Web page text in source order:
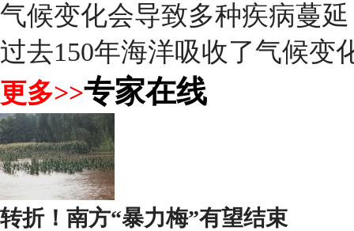
气候变化会导致多种疾病蔓延
过去150年海洋吸收了气候变
更多>>专家在线
转折！南方“暴力梅”有望结束